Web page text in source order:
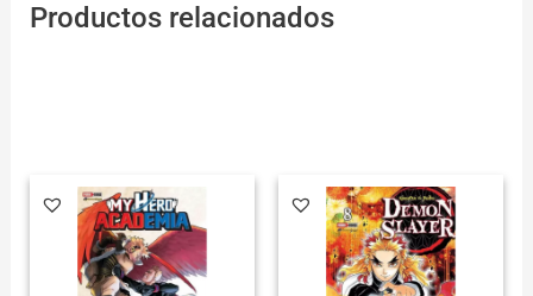
Productos relacionados